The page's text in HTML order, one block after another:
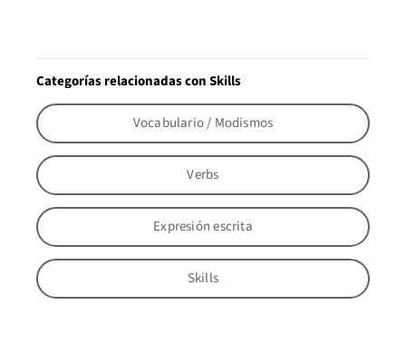
Categorías relacionadas con Skills
Vocabulario / Modismos
Verbs
Expresión escrita
Skills